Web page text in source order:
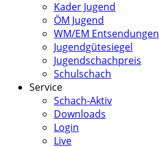
Kader Jugend
ÖM Jugend
WM/EM Entsendungen
Jugendgütesiegel
Jugendschachpreis
Schulschach
Service
Schach-Aktiv
Downloads
Login
Live